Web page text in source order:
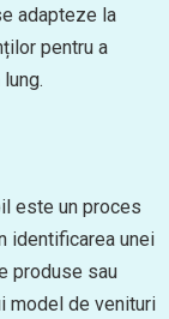
adapteze la
pentru a
este un proces
identificarea unei
produse sau
model de venituri